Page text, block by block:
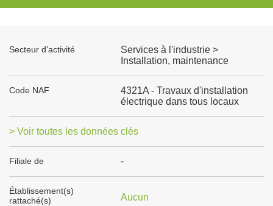
Secteur d'activité
Services à l'industrie >
Installation, maintenance
Code NAF
4321A - Travaux d'installation
électrique dans tous locaux
> Voir toutes les données clés
Filiale de -
Établissement(s)
rattaché(s)
Aucun